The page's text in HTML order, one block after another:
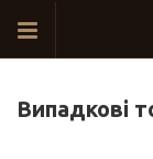
Випадкові